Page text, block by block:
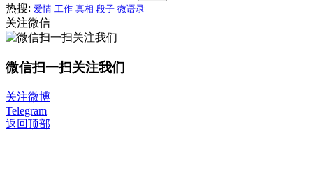
热搜: 爱情 工作 真相 段子 微语录
关注微信
微信扫一扫关注我们
关注微博
Telegram
返回顶部